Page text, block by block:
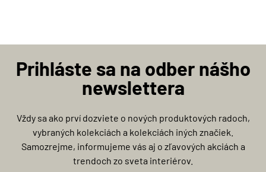
Prihláste sa na odber nášho
newslettera
Vždy sa ako prví dozviete o nových produktových radoch,
vybraných kolekciách a kolekciách iných značiek.
Samozrejme, informujeme vás aj o zľavových akciách a
trendoch zo sveta interiérov.